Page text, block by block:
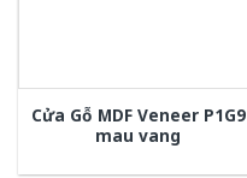
Cửa Gỗ MDF Veneer P1G9
mau vang